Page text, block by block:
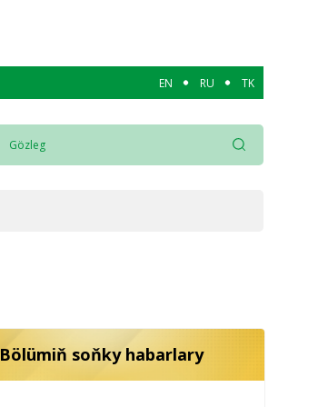
EN RU TK
Bölümiň soňky habarlary